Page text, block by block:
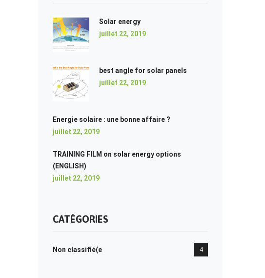
Solar energy
juillet 22, 2019
best angle for solar panels
juillet 22, 2019
Energie solaire : une bonne affaire ?
juillet 22, 2019
TRAINING FILM on solar energy options
(ENGLISH)
juillet 22, 2019
CATÉGORIES
Non classifié(e 4